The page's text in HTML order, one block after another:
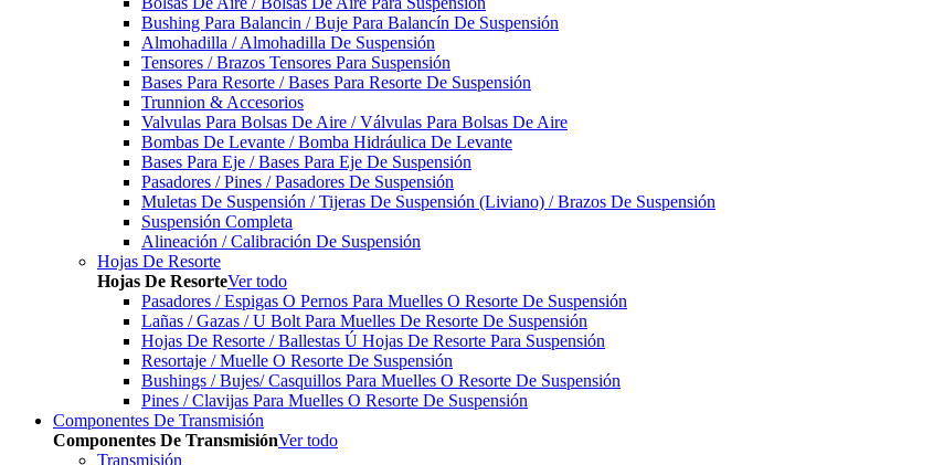
Bushing Para Balancin / Buje Para Balancín De Suspensión
Almohadilla / Almohadilla De Suspensión
Tensores / Brazos Tensores Para Suspensión
Bases Para Resorte / Bases Para Resorte De Suspensión
Trunnion & Accesorios
Valvulas Para Bolsas De Aire / Válvulas Para Bolsas De Aire
Bombas De Levante / Bomba Hidráulica De Levante
Bases Para Eje / Bases Para Eje De Suspensión
Pasadores / Pines / Pasadores De Suspensión
Muletas De Suspensión / Tijeras De Suspensión (Liviano) / Brazos De Suspensión
Suspensión Completa
Alineación / Calibración De Suspensión
Hojas De Resorte
Hojas De ResorteVer todo
Pasadores / Espigas O Pernos Para Muelles O Resorte De Suspensión
Lañas / Gazas / U Bolt Para Muelles De Resorte De Suspensión
Hojas De Resorte / Ballestas Ú Hojas De Resorte Para Suspensión
Resortaje / Muelle O Resorte De Suspensión
Bushings / Bujes/ Casquillos Para Muelles O Resorte De Suspensión
Pines / Clavijas Para Muelles O Resorte De Suspensión
Componentes De Transmisión
Componentes De TransmisiónVer todo
Transmisión